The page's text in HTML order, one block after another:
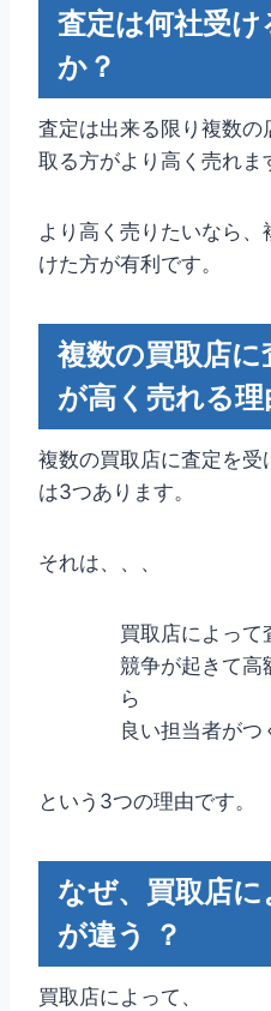
査定は何社受
か？
査定は出来る限り複数
取る方がより高く売れま
より高く売りたいなら
けた方が有利です。
複数の買取店
が高く売れる理
複数の買取店に査定を
は3つあります。
それは、、、
買取店によって
競争が起きて高
ら
良い担当者がつ
という3つの理由です。
なぜ、買取店
が違う ？
買取店によって、